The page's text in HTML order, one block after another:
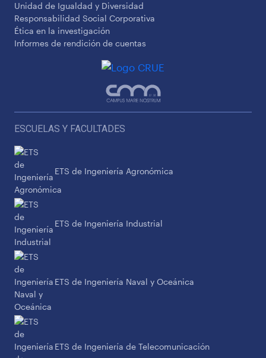
Unidad de Igualdad y Diversidad
Responsabilidad Social Corporativa
Ética en la investigación
Informes de rendición de cuentas
ESCUELAS Y FACULTADES
ETS de Ingeniería Agronómica
ETS de Ingeniería Industrial
ETS de Ingeniería Naval y Oceánica
ETS de Ingeniería de Telecomunicación